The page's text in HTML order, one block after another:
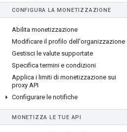
CONFIGURA LA MONETIZZAZIONE
Abilita monetizzazione
Modificare il profilo dell'organizzazione
Gestisci le valute supportate
Specifica termini e condizioni
Applica i limiti di monetizzazione sui
proxy API
Configurare le notifiche
MONETIZZA LE TUE API